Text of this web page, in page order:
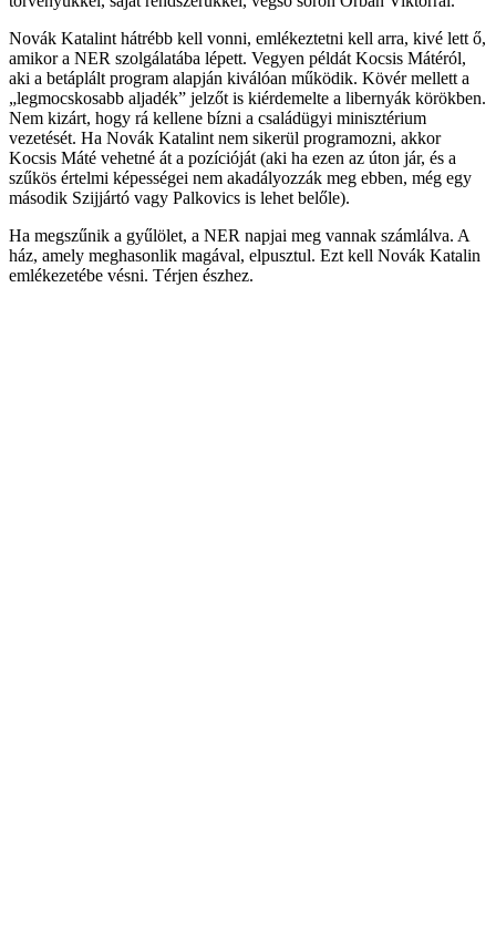
Novák Katalint hátrébb kell vonni, emlékeztetni kell arra, kivé lett ő,
amikor a NER szolgálatába lépett. Vegyen példát Kocsis Mátéról,
aki a betáplált program alapján kiválóan működik. Kövér mellett a
„legmocskosabb aljadék” jelzőt is kiérdemelte a libernyák körökben.
Nem kizárt, hogy rá kellene bízni a családügyi minisztérium
vezetését. Ha Novák Katalint nem sikerül programozni, akkor
Kocsis Máté vehetné át a pozícióját (aki ha ezen az úton jár, és a
szűkös értelmi képességei nem akadályozzák meg ebben, még egy
második Szijjártó vagy Palkovics is lehet belőle).
Ha megszűnik a gyűlölet, a NER napjai meg vannak számlálva. A
ház, amely meghasonlik magával, elpusztul. Ezt kell Novák Katalin
emlékezetébe vésni. Térjen észhez.